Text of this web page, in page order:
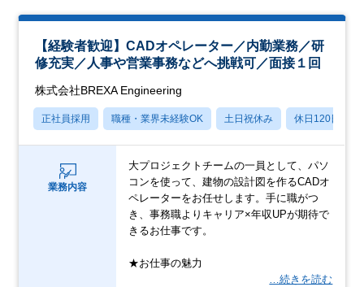
【経験者歓迎】CADオペレーター／内勤業務／研
修充実／人事や営業事務などへ挑戦可／面接１回
株式会社BREXA Engineering
正社員採用 職種・業界未経験OK 土日祝休み 休日120日以上
業務内容
大プロジェクトチームの一員として、パソ
コンを使って、建物の設計図を作るCADオ
ペレーターをお任せします。手に職がつ
き、事務職よりキャリア×年収UPが期待で
きるお仕事です。
★お仕事の魅力
…続きを読む